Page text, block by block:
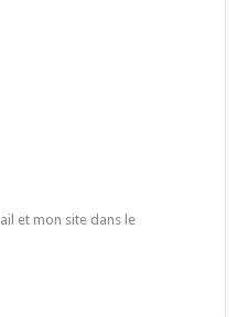
et mon site dans le